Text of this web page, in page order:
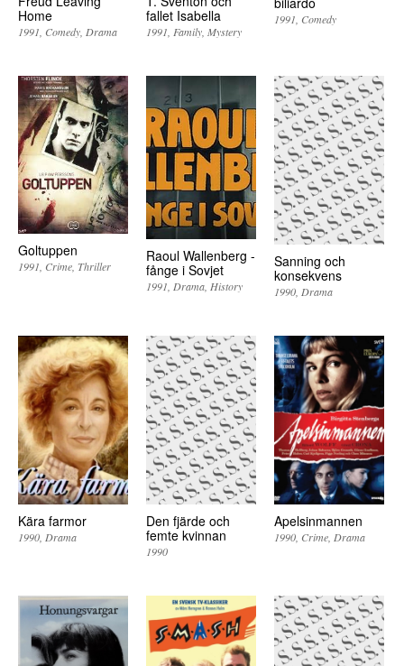
Home
1991 Comedy Drama
fallet Isabella
1991 Family Mystery
1991 Comedy
Goltuppen
1991 Crime Thriller
Raoul Wallenberg -
fånge i Sovjet
1991 Drama History
Sanning och
konsekvens
1990 Drama
Kära farmor
1990 Drama
Den fjärde och
femte kvinnan
1990
Apelsinmannen
1990 Crime Drama